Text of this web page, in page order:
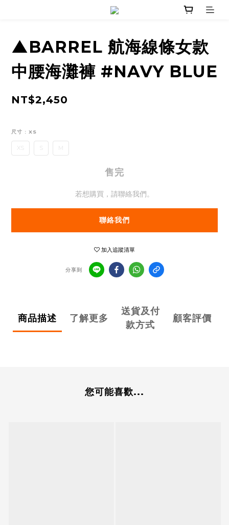
▲BARREL 航海線條女款
中腰海灘褲 #NAVY BLUE
NT$2,450
尺寸 : XS
XS M
售完
若想購買，請聯絡我們。
聯絡我們
加入追蹤清單
分享到
商品描述 了解更多
送貨及付
款方式
顧客評價
您可能喜歡...